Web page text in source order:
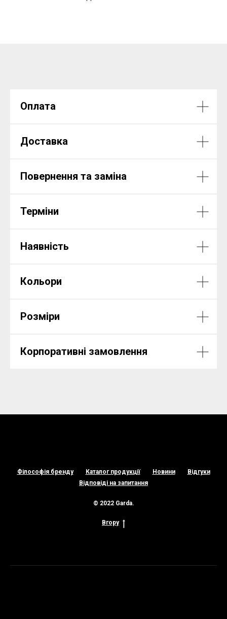
Оплата
Доставка
Повернення та заміна
Терміни
Наявність
Кольори
Розміри
Корпоративні замовлення
Філософія бренду Каталог продукції Новини
Відгуки
Відповіді на запитання
© 2022 Garda.
Вгору